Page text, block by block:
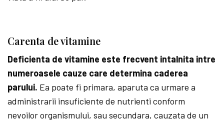
Carenta de vitamine
Deficienta de vitamine este frecvent intalnita intre
numeroasele cauze care determina caderea
parului. Ea poate fi primara, aparuta ca urmare a
administrarii insuficiente de nutrienti conform
nevoilor organismului, sau secundara, cauzata de un